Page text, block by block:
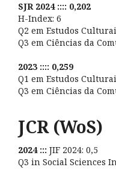
SJR 2024 :::: 0,202
H-Index: 6
Q2 em Estudos
Q3 em Ciências da
2023 :::: 0,259
Q1 em Estudos
Q3 em Ciências da
JCR (WoS)
2024 ::: JIF 2024: 0,5
Q3 in Social Sciences